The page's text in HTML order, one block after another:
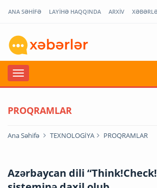
ANA SƏHİFƏ LAYİHƏ HAQQINDA ARXİV
PROQRAMLAR
Ana Səhifə TEXNOLOGİYA PROQRAMLAR
Azərbaycan dili